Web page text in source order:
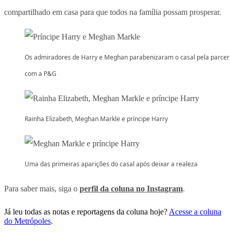
compartilhado em casa para que todos na família possam prosperar.
Os admiradores de Harry e Meghan parabenizaram o casal pela
com a P&G
Rainha Elizabeth, Meghan Markle e príncipe Harry
Uma das primeiras aparições do casal após deixar a realeza
Para saber mais, siga o perfil da coluna no Instagram.
Já leu todas as notas e reportagens da coluna hoje? Acesse a coluna
do Metrópoles.